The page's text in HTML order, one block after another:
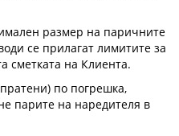
размер на паричните
се прилагат лимитите за
сметката на Клиента.
по погрешка,
парите на наредителя в